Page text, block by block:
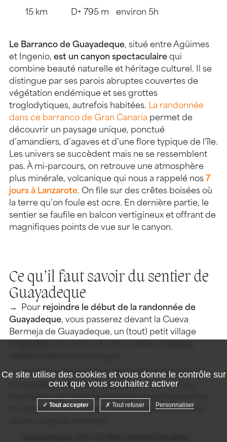
15 km D+ 795 m environ 5h
Le Barranco de Guayadeque, situé entre Agüimes
et Ingenio, est un canyon spectaculaire qui
combine beauté naturelle et héritage culturel. Il se
distingue par ses parois abruptes couvertes de
végétation endémique et ses grottes
troglodytiques, autrefois habitées. La randonnée
dans ce barranco de Gran Canaria permet de
découvrir un paysage unique, ponctué
d’amandiers, d’agaves et d’une flore typique de l’île.
Les univers se succèdent mais ne se ressemblent
pas. À mi-parcours, on retrouve une atmosphère
plus minérale, volcanique qui nous a rappelé nos 7
jours à Lanzarote. On file sur des crêtes boisées où
la terre qu’on foule est ocre. En dernière partie, le
sentier se faufile en balcon vertigineux et offrant de
magnifiques points de vue sur le canyon.
Ce qu’il faut savoir du sentier de
Guayadeque
Pour rejoindre le début de la randonnée de
Guayadeque, vous passerez devant la Cueva
Bermeja de Guayadeque, un (tout) petit village
Au milieu de la randonnée de Guayadeque se
la caldeira de Los Marteles, un haut lieu
touristique de Gran Canaria (qui lui est accessible
en voiture, c’est d’ailleurs le seul endroit où nous
Ce site utilise des cookies et vous donne le contrôle sur
ceux que vous souhaitez activer
Tout accepter Tout refuser Personnaliser